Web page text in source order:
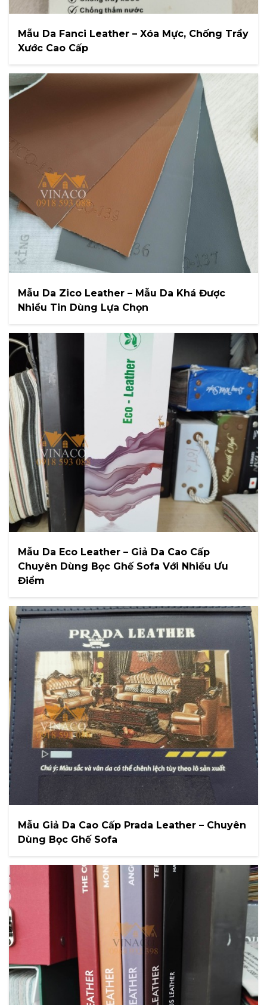
Mẫu Da Fanci Leather – Xóa Mực, Chống Trầy
Xước Cao Cấp
Mẫu Da Zico Leather – Mẫu Da Khá Được
Nhiều Tin Dùng Lựa Chọn
Mẫu Da Eco Leather – Giả Da Cao Cấp
Chuyên Dùng Bọc Ghế Sofa Với Nhiều Ưu
Điểm
Mẫu Giả Da Cao Cấp Prada Leather – Chuyên
Dùng Bọc Ghế Sofa